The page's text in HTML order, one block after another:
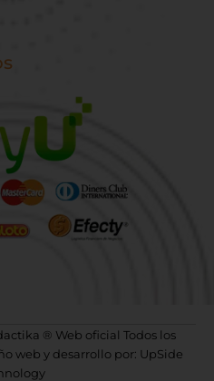
® Web oficial Todos los
web y desarrollo por: UpSide